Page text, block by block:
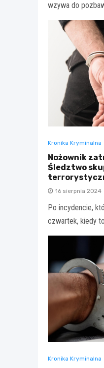
wzywa do
Kronika Kryminalna
Nożownik
Śledztwo
16 sierpnia 2024
Po incydencie,
czwartek, kiedy
Kronika Kryminalna